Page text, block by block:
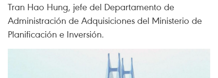
Tran Hao Hung, jefe del Departamento de
Administración de Adquisiciones del Ministerio de
Planificación e Inversión.